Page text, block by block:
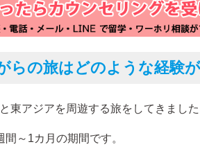
らの旅はどのような経験
東アジアを周遊する旅をしてきました
～1カ月の期間です。